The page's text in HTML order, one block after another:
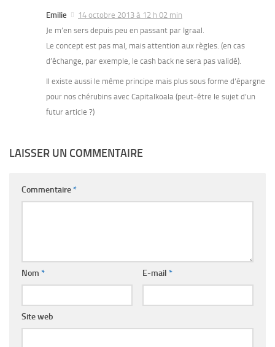
Emilie
14 octobre 2013 à 12 h 02 min
Je m’en sers depuis peu en passant par Igraal.
Le concept est pas mal, mais attention aux règles. (en cas
d’échange, par exemple, le cash back ne sera pas validé).
Il existe aussi le même principe mais plus sous forme d’épargne
pour nos chérubins avec Capitalkoala (peut-être le sujet d’un
futur article ?)
LAISSER UN COMMENTAIRE
Commentaire*
Nom * E-mail *
Site web